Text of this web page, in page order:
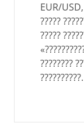
EUR/USD,
?????
?????
????????
??????????.